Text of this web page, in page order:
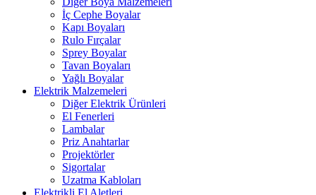
İç Cephe Boyalar
Kapı Boyaları
Rulo Fırçalar
Sprey Boyalar
Tavan Boyaları
Yağlı Boyalar
Elektrik Malzemeleri
Diğer Elektrik Ürünleri
El Fenerleri
Lambalar
Priz Anahtarlar
Projektörler
Sigortalar
Uzatma Kabloları
Elektrikli El Aletleri